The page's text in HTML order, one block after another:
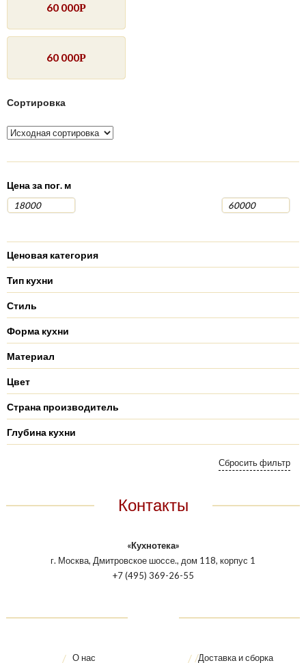
60 000Р
60 000Р
Сортировка
Цена за пог. м
Ценовая категория
Тип кухни
Стиль
Форма кухни
Материал
Цвет
Страна производитель
Глубина кухни
Контакты
«Кухнотека»
г. Москва, Дмитровское шоссе., дом 118, корпус 1
+7 (495) 369-26-55
О нас Доставка и сборка